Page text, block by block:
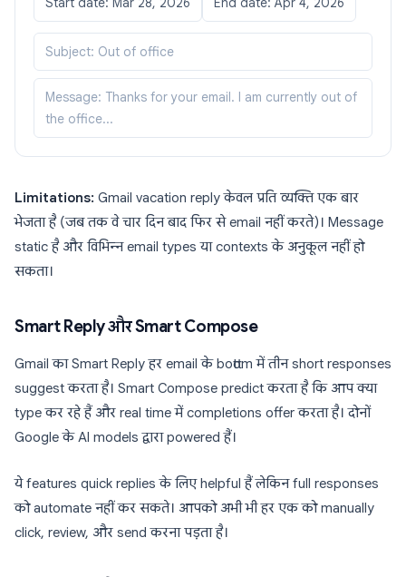
Subject: Out of office
Message: Thanks for your email. I am currently out of
the office...
Limitations: Gmail vacation reply केवल प्रति व्यक्ति एक बार
भेजता है (जब तक वे चार दिन बाद फिर से email नहीं करते)। Message
static है और विभिन्न email types या contexts के अनुकूल नहीं हो
सकता।
Smart Reply और Smart Compose
Gmail का Smart Reply हर email के bottom में तीन short responses
suggest करता है। Smart Compose predict करता है कि आप क्या
type कर रहे हैं और real time में completions offer करता है। दोनों
Google के AI models द्वारा powered हैं।
ये features quick replies के लिए helpful हैं लेकिन full responses
को automate नहीं कर सकते। आपको अभी भी हर एक को manually
click, review, और send करना पड़ता है।